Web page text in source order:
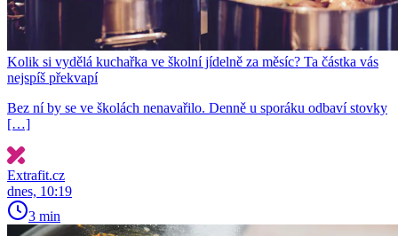
Kolik si vydělá kuchařka ve školní jídelně za měsíc? Ta částka vás
nejspíš překvapí
Bez ní by se ve školách nenavařilo. Denně u sporáku odbaví stovky
[…]
Extrafit.cz
dnes, 10:19
3 min